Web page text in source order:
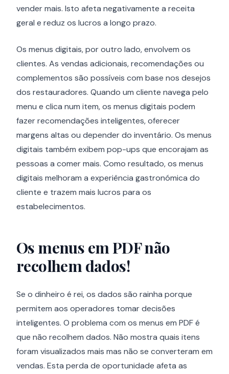
vender mais. Isto afeta negativamente a receita
geral e reduz os lucros a longo prazo.
Os menus digitais, por outro lado, envolvem os
clientes. As vendas adicionais, recomendações ou
complementos são possíveis com base nos desejos
dos restauradores. Quando um cliente navega pelo
menu e clica num item, os menus digitais podem
fazer recomendações inteligentes, oferecer
margens altas ou depender do inventário. Os menus
digitais também exibem pop-ups que encorajam as
pessoas a comer mais. Como resultado, os menus
digitais melhoram a experiência gastronómica do
cliente e trazem mais lucros para os
estabelecimentos.
Os menus em PDF não
recolhem dados!
Se o dinheiro é rei, os dados são rainha porque
permitem aos operadores tomar decisões
inteligentes. O problema com os menus em PDF é
que não recolhem dados. Não mostra quais itens
foram visualizados mais mas não se converteram em
vendas. Esta perda de oportunidade afeta as